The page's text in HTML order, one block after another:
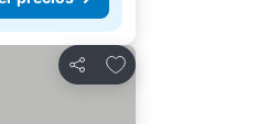
Compartir
Agregar a favoritos